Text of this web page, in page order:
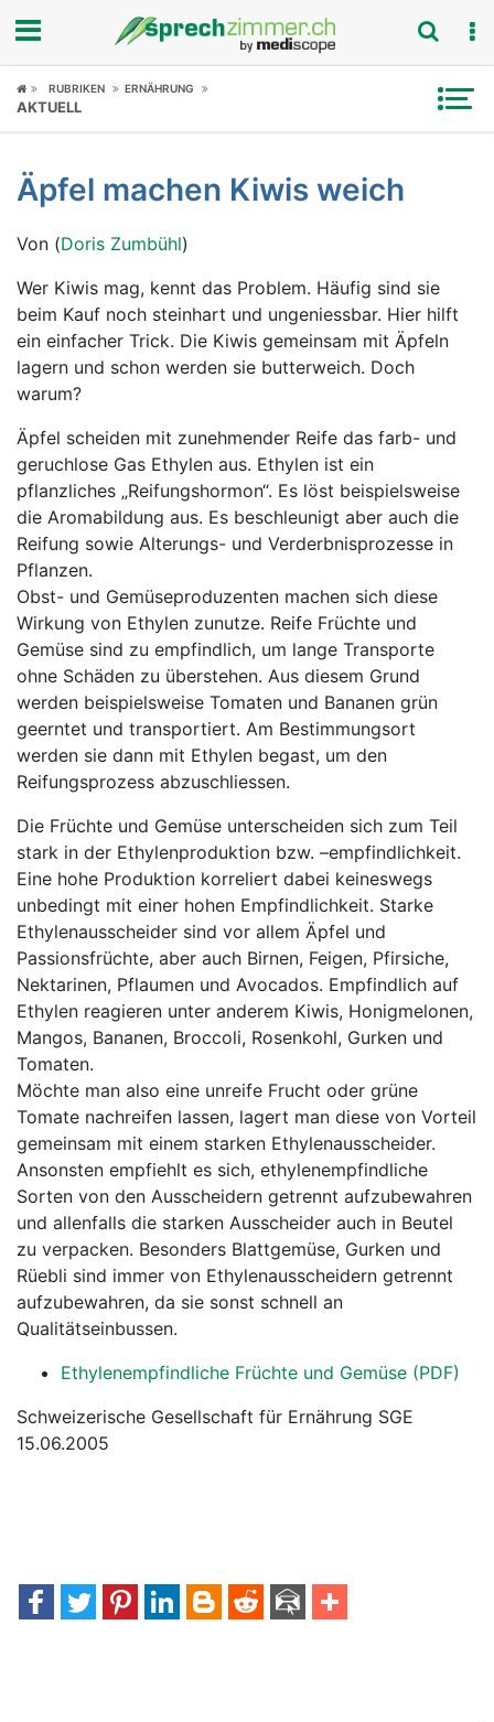
Fokus
Symptome
Untersuchungen
News
Ratgeber
Rubriken
RUBRIKEN ERNÄHRUNG
AKTUELL
Äpfel machen Kiwis weich
Von (Doris Zumbühl)
Wer Kiwis mag, kennt das Problem. Häufig sind sie
beim Kauf noch steinhart und ungeniessbar. Hier hilft
ein einfacher Trick. Die Kiwis gemeinsam mit Äpfeln
lagern und schon werden sie butterweich. Doch
warum?
Äpfel scheiden mit zunehmender Reife das farb- und
geruchlose Gas Ethylen aus. Ethylen ist ein
pflanzliches „Reifungshormon“. Es löst beispielsweise
die Aromabildung aus. Es beschleunigt aber auch die
Reifung sowie Alterungs- und Verderbnisprozesse in
Pflanzen.
Obst- und Gemüseproduzenten machen sich diese
Wirkung von Ethylen zunutze. Reife Früchte und
Gemüse sind zu empfindlich, um lange Transporte
ohne Schäden zu überstehen. Aus diesem Grund
werden beispielsweise Tomaten und Bananen grün
geerntet und transportiert. Am Bestimmungsort
werden sie dann mit Ethylen begast, um den
Reifungsprozess abzuschliessen.
Die Früchte und Gemüse unterscheiden sich zum Teil
stark in der Ethylenproduktion bzw. –empfindlichkeit.
Eine hohe Produktion korreliert dabei keineswegs
unbedingt mit einer hohen Empfindlichkeit. Starke
Ethylenausscheider sind vor allem Äpfel und
Passionsfrüchte, aber auch Birnen, Feigen, Pfirsiche,
Nektarinen, Pflaumen und Avocados. Empfindlich auf
Ethylen reagieren unter anderem Kiwis, Honigmelonen,
Mangos, Bananen, Broccoli, Rosenkohl, Gurken und
Tomaten.
Möchte man also eine unreife Frucht oder grüne
Tomate nachreifen lassen, lagert man diese von Vorteil
gemeinsam mit einem starken Ethylenausscheider.
Ansonsten empfiehlt es sich, ethylenempfindliche
Sorten von den Ausscheidern getrennt aufzubewahren
und allenfalls die starken Ausscheider auch in Beutel
zu verpacken. Besonders Blattgemüse, Gurken und
Rüebli sind immer von Ethylenausscheidern getrennt
aufzubewahren, da sie sonst schnell an
Qualitätseinbussen.
Ethylenempfindliche Früchte und Gemüse (PDF)
Schweizerische Gesellschaft für Ernährung SGE
15.06.2005